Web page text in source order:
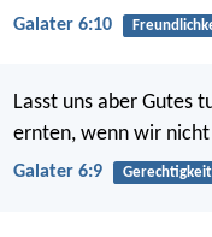
Galater 6:10
Lasst uns aber Gutes
ernten, wenn wir nicht
Galater 6:9 Gerechtigkeit